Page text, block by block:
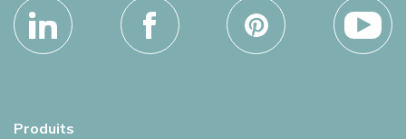
Produits